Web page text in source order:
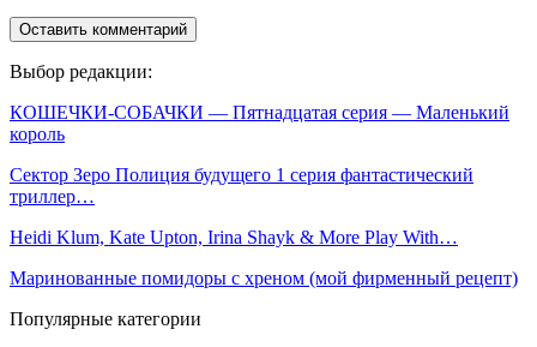
Выбор редакции:
КОШЕЧКИ-СОБАЧКИ — Пятнадцатая серия — Маленький
король
Сектор Зеро Полиция будущего 1 серия фантастический
триллер…
Heidi Klum, Kate Upton, Irina Shayk & More Play With…
Маринованные помидоры с хреном (мой фирменный рецепт)
Популярные категории